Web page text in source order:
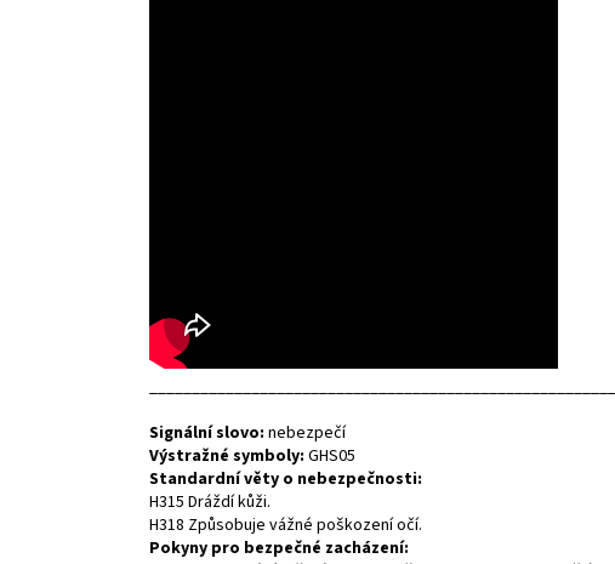
Signální slovo: nebezpečí
Výstražné symboly: GHS05
Standardní věty o nebezpečnosti:
H315 Dráždí kůži.
H318 Způsobuje vážné poškození očí.
Pokyny pro bezpečné zacházení: